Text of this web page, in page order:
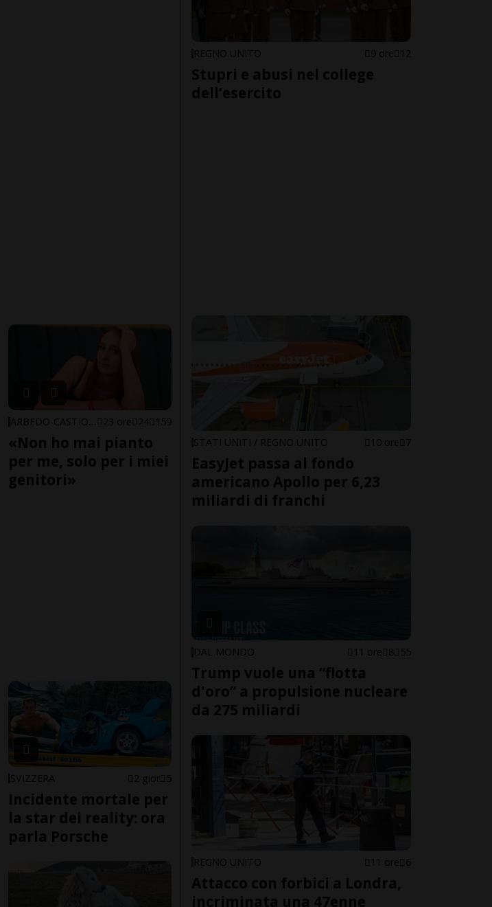
23 ore 24 159
«Non ho mai pianto
per me, solo per i miei
genitori»
SVIZZERA 2 gior 5
Incidente mortale per
la star dei reality: ora
parla Porsche
REGNO UNITO 9 ore 12
Stupri e abusi nel college
dell’esercito
STATI UNITI / REGNO UNITO 10 ore 7
EasyJet passa al fondo
americano Apollo per 6,23
miliardi di franchi
DAL MONDO 11 ore 8 55
Trump vuole una “flotta
d'oro” a propulsione nucleare
da 275 miliardi
REGNO UNITO 11 ore 6
Attacco con forbici a Londra,
incriminata una 47enne